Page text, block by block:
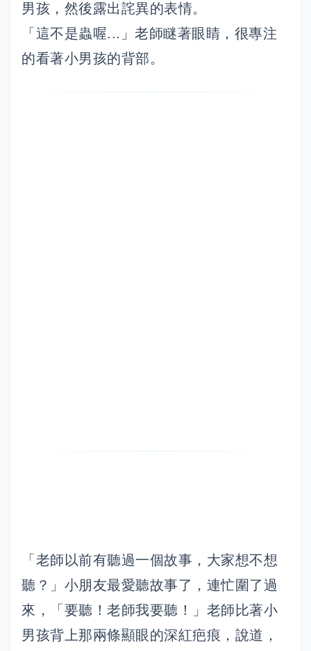
男孩，然後露出詫異的表情。
「這不是蟲喔...」老師瞇著眼睛，很專注
的看著小男孩的背部。
「老師以前有聽過一個故事，大家想不想
聽？」小朋友最愛聽故事了，連忙圍了過
來，「要聽！老師我要聽！」老師比著小
男孩背上那兩條顯眼的深紅疤痕，說道，